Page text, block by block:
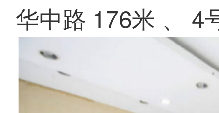
华中路 176米 、 4